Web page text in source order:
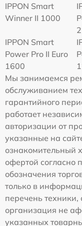
IPPON Smart
Winner II 1000
IPPON Smart
Power Pro II Euro
1600
Мы занимаемся
обслуживанием
гарантийного
работает
авторизации от
указанные на
ознакомительный
офертой согласно
обозначения
только в
перечень
организация не
указанных